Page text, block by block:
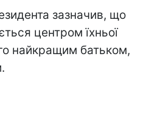
зазначив, що
центром їхньої
найкращим батьком,